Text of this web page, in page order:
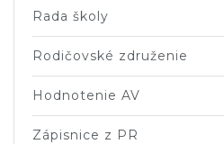
Rada školy
Rodičovské združenie
Hodnotenie AV
Zápisnice z PR